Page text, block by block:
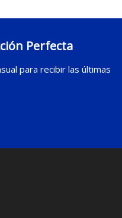
Perfecta
para recibir las últimas